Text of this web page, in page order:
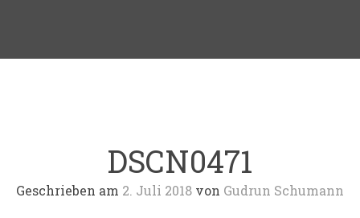
DSCN0471
Geschrieben am 2. Juli 2018 von Gudrun Schumann